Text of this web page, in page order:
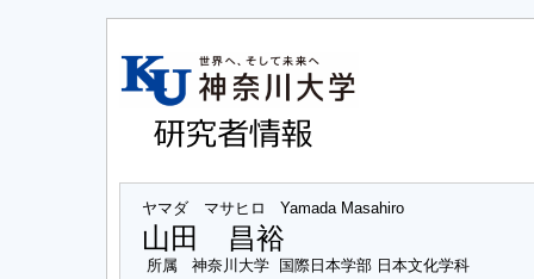
ヤマダ マサヒロ Yamada Masahiro
山田 昌裕
所属
神奈川大学 国際日本学部 日本文化学科